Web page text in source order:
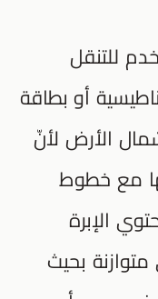
للتنقل
أو بطاقة
الأرض لأنّ
مع خطوط
الإبرة
بحيث